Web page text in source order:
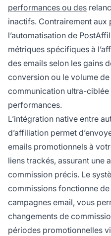
performances ou des
inactifs. Contrairement aux
l’automatisation de
métriques spécifiques à
des emails selon les gains
conversion ou le volume
communication ultra-
performances.
L’intégration native entre
d’affiliation permet
emails promotionnels à
liens trackés, assurant une
commission précis. Le
commissions fonctionne
campagnes email, vous
changements de
périodes promotionnelles